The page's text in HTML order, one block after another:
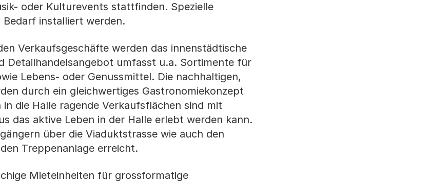
oder Kulturevents stattfinden. Spezielle
installiert werden.
Verkaufsgeschäfte werden das innenstädtische
Detailhandelsangebot umfasst u.a. Sortimente für
Lebens- oder Genussmittel. Die nachhaltigen,
durch ein gleichwertiges Gastronomiekonzept
die Halle ragende Verkaufsflächen sind mit
das aktive Leben in der Halle erlebt werden kann.
über die Viaduktstrasse wie auch den
Treppenanlage erreicht.
Mieteinheiten für grossformatige